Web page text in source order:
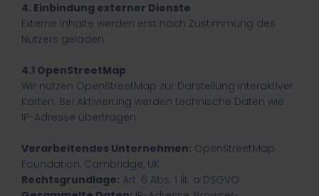
4. Einbindung externer Dienste
Externe Inhalte werden erst nach Zustimmung des
Nutzers geladen.
4.1 OpenStreetMap
Wir nutzen OpenStreetMap zur Darstellung interaktiver
Karten. Bei Aktivierung werden technische Daten wie
IP-Adresse übertragen.
Verarbeitendes Unternehmen: OpenStreetMap
Foundation, Cambridge, UK
Rechtsgrundlage: Art. 6 Abs. 1 lit. a DSGVO